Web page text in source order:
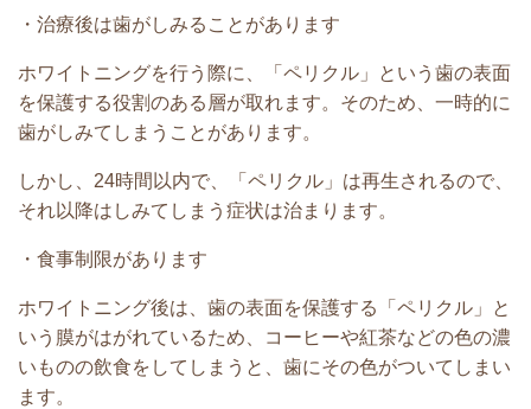
・治療後は歯がしみることがあります
ホワイトニングを行う際に、「ペリクル」という歯の表面
を保護する役割のある層が取れます。そのため、一時的に
歯がしみてしまうことがあります。
しかし、24時間以内で、「ペリクル」は再生されるので、
それ以降はしみてしまう症状は治まります。
・食事制限があります
ホワイトニング後は、歯の表面を保護する「ペリクル」と
いう膜がはがれているため、コーヒーや紅茶などの色の濃
いものの飲食をしてしまうと、歯にその色がついてしまい
ます。